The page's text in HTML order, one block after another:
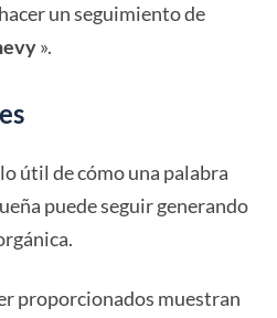
un seguimiento de
».
útil de cómo una palabra
puede seguir generando
proporcionados muestran